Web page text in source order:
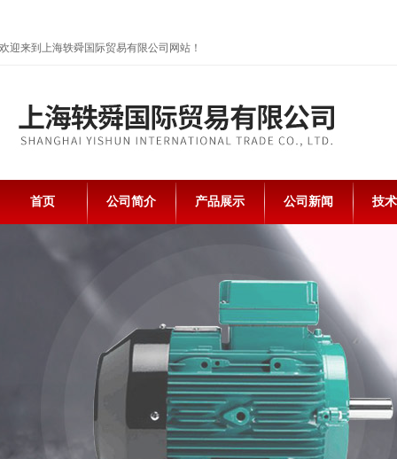
欢迎来到上海轶舜国际贸易有限公司网站！
首页 公司简介 产品展示 公司新闻 技